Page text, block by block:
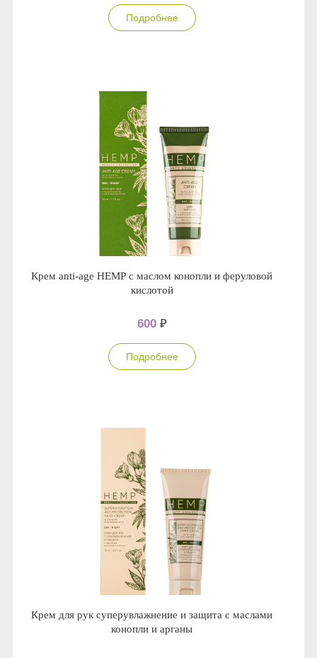
Подробнее
Крем anti-age НЕМР с маслом конопли и феруловой
кислотой
600 ₽
Подробнее
Крем для рук суперувлажнение и защита с маслами
конопли и арганы